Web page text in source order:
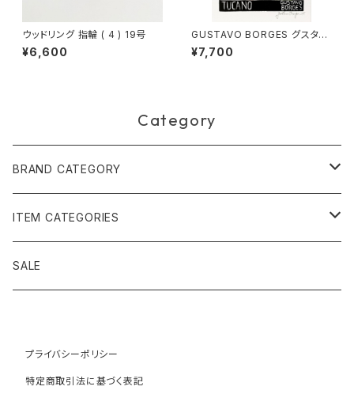
ウッドリング 指輪 ( 4 ) 19号
¥6,600
GUSTAVO BORGES グスタ
ボ・ボルジェス 木版画 S【トゥッ
カーノ】
¥7,700
Category
BRAND CATEGORY
黄金の草 ビオジュエリー
ピアス＆イヤリング
ティアラ、ヘッドドレス
ボルジェス木版画
木版画 M
ブラジル先住民族の椅子
ITEM CATEGORIES
アクセサリー
ブレスレット
アパレル
SALE
プライバシーポリシー
特定商取引法に基づく表記